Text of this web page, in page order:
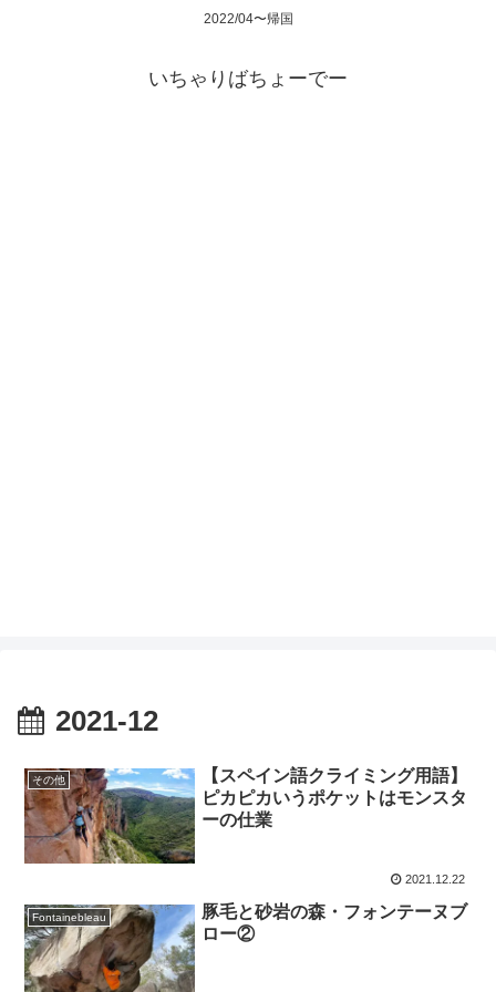
2022/04〜帰国
いちゃりばちょーでー
2021-12
その他
【スペイン語クライミング用語】
ピカピカいうポケットはモンスタ
ーの仕業
2021.12.22
Fontainebleau
豚毛と砂岩の森・フォンテーヌブ
ロー②